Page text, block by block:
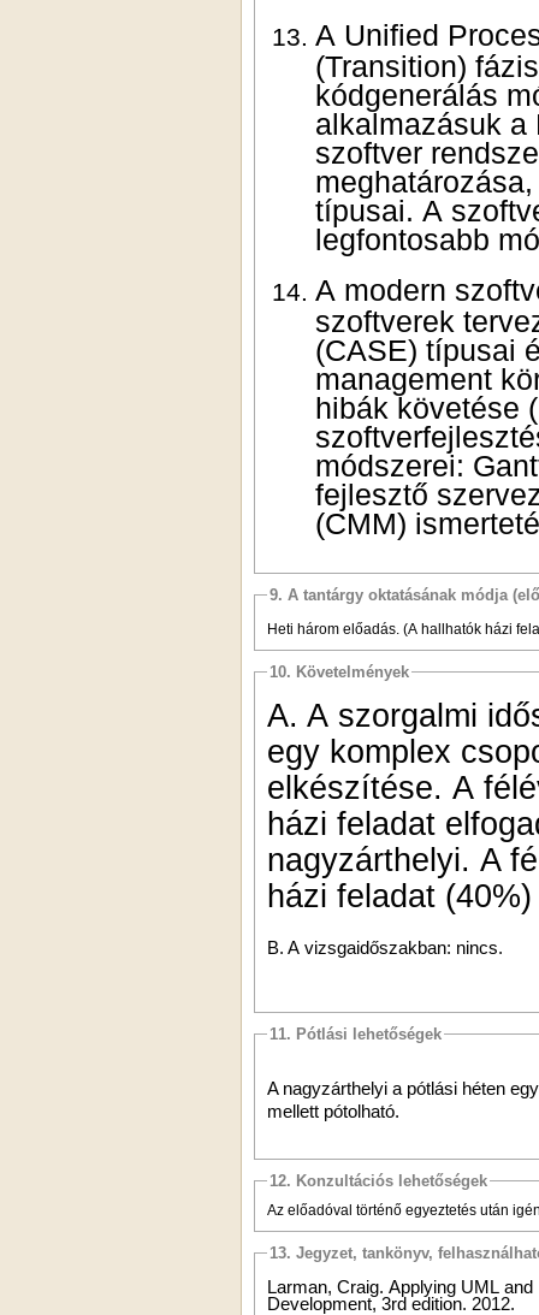
A Unified
(Transition)
kódgenerálás
alkalmazásuk a
szoftver
típusai. A szoftver verifikáció és validáció során felhasznált
A modern szoftver tervezés gyakorlatában alkalmazott, a
szoftverek tervezését és létrehozását támogató környezetek
(CASE) típusai és funkciói. Verzió és konfiguráció
management környezetek tipikus feladatai. Feladatok és
hibák követése (Issue tracking, Bug tracking) a
módszere
i:
fejlesztő
(CMM)
9. A tantárgy oktatásának módja
Heti három előadás. (A hallhatók házi
10. Követelmények
A. A szorgalmi
egy komplex
elkészítése. A
házi feladat
nagyzárthelyi. A
házi feladat
B. A vizsgaidőszakban: nincs.
11. Pótlási lehetőségek
A nagyzárthelyi a pótlási héten
mellett pótolható.
12. Konzultációs lehetőségek
Az előadóval történő egyeztetés után
13. Jegyzet, tankönyv,
Larman, Craig. Applying UML
Development, 3rd edition. 2012.